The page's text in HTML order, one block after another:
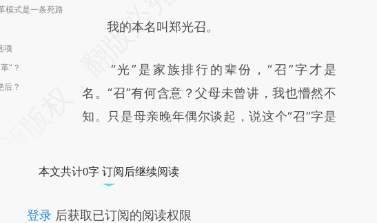
模式是一条死路
项
”？
后？
我的本名叫郑光召。
“光”是家族排行的辈份，“召”字才是
名。“召”有何含意？父母未曾讲，我也懵然不
知。只是母亲晚年偶尔谈起，说这个“召”字是
本文共计0字 订阅后继续阅读
登录后获取已订阅的阅读权限